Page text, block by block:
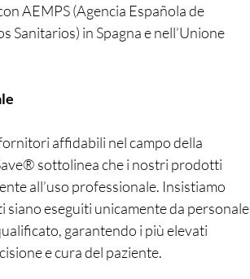
AEMPS (Agencia Española de
Sanitarios) in Spagna e nell’Unione
affidabili nel campo della
sottolinea che i nostri prodotti
all’uso professionale. Insistiamo
eseguiti unicamente da personale
garantendo i più elevati
e cura del paziente.